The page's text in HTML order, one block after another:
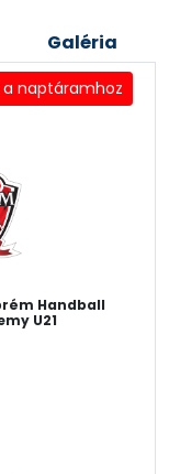
Galéria
a naptáramhoz
Handball
U21